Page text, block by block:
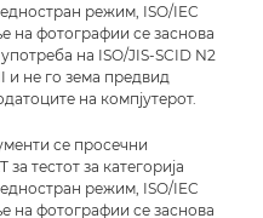
режим, ISO/IEC
на фотографии се заснова
на ISO/JIS-SCID N2
и не го зема предвид
на компјутерот.
се просечни
тестот за категорија
режим, ISO/IEC
на фотографии се заснова